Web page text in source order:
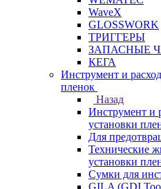
WaveX
GLOSSWORK
ТРИГГЕРЫ
ЗАПАСНЫЕ
КЕГА
Инструмент и
пленок
Назад
Инструмент и
установки
Для
Технические
установки
Сумки для
GILA (GDI